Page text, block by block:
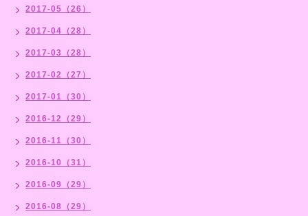
2017-05（26）
2017-04（28）
2017-03（28）
2017-02（27）
2017-01（30）
2016-12（29）
2016-11（30）
2016-10（31）
2016-09（29）
2016-08（29）